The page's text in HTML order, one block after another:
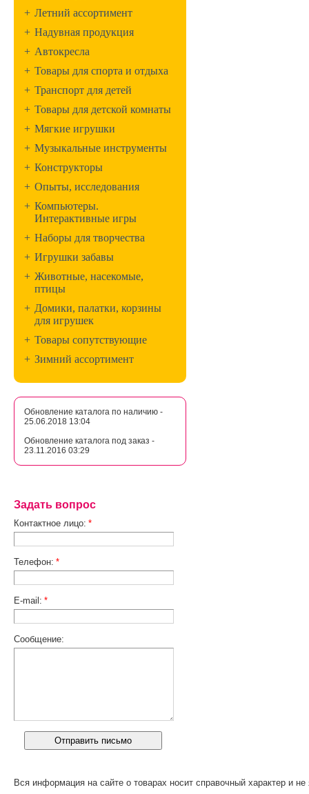
+ Летний ассортимент
+ Надувная продукция
+ Автокресла
+ Товары для спорта и отдыха
+ Транспорт для детей
+ Товары для детской комнаты
+ Мягкие игрушки
+ Музыкальные инструменты
+ Конструкторы
+ Опыты, исследования
+ Компьютеры.
Интерактивные игры
+ Наборы для творчества
+ Игрушки забавы
+ Животные, насекомые,
птицы
+ Домики, палатки, корзины
для игрушек
+ Товары сопутствующие
+ Зимний ассортимент
Обновление каталога по наличию -
25.06.2018 13:04
Обновление каталога под заказ -
23.11.2016 03:29
Задать вопрос
Контактное лицо: *
Телефон: *
E-mail: *
Сообщение:
Вся информация на сайте о товарах носит справочный характер и